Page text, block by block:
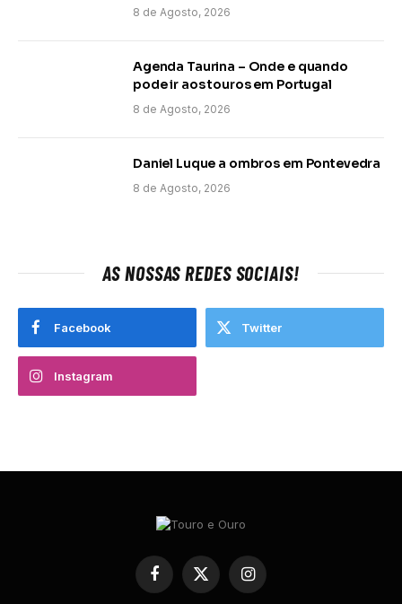
8 de Agosto, 2026
Agenda Taurina – Onde e quando
pode ir aos touros em Portugal
8 de Agosto, 2026
Daniel Luque a ombros em Pontevedra
8 de Agosto, 2026
AS NOSSAS REDES SOCIAIS!
Facebook Twitter
Instagram
Facebook
X
(Twitter)
Instagram